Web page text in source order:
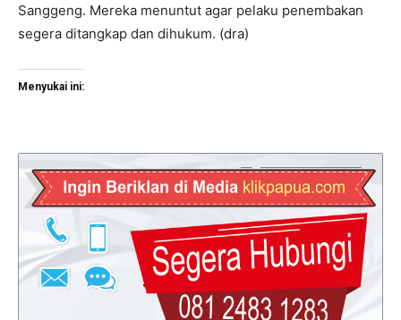
Sanggeng. Mereka menuntut agar pelaku penembakan
segera ditangkap dan dihukum. (dra)
Menyukai ini: